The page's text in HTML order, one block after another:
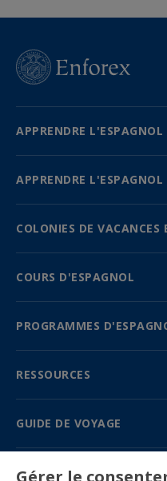
APPRENDRE L'ESPAGNOL
APPRENDRE
COLONIES DE VACANCES
COURS D'ESPAGNOL
PROGRAMMES
RESSOURCES
GUIDE DE VOYAGE
PARTENAIRES
Gérer le